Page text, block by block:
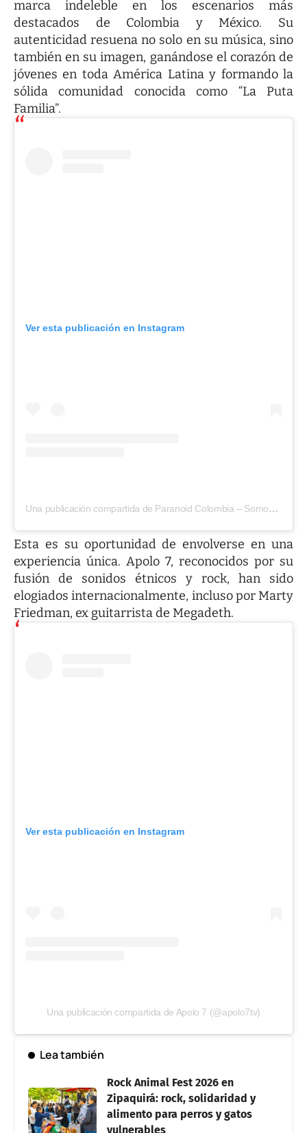
marca indeleble en los escenarios más
destacados de Colombia y México. Su
autenticidad resuena no solo en su música, sino
también en su imagen, ganándose el corazón de
jóvenes en toda América Latina y formando la
sólida comunidad conocida como “La Puta
Familia”.
Ver esta publicación en Instagram
Una publicación compartida de Paranoid Colombia – Somos Cultura Rock And Pop (@paranoid.com.co)
Esta es su oportunidad de envolverse en una
experiencia única. Apolo 7, reconocidos por su
fusión de sonidos étnicos y rock, han sido
elogiados internacionalmente, incluso por Marty
Friedman, ex guitarrista de Megadeth.
Ver esta publicación en Instagram
Una publicación compartida de Apolo 7 (@apolo7tv)
Lea también
Rock Animal Fest 2026 en
Zipaquirá: rock, solidaridad y
alimento para perros y gatos
vulnerables